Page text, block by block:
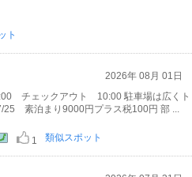
ト
2026年 08月 01日
チェックアウト 10:00 駐車場は広くト
25 素泊まり9000円プラス税100円 部 ...
1 類似スポット